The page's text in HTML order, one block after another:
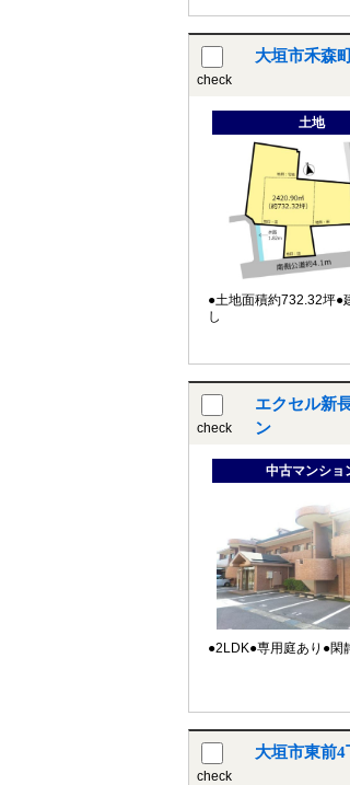
check
大垣市禾森
土地
●土地面積約732.32坪●
し
check
エクセル新
ン
中古マンショ
●2LDK●専用庭あり●閑
check
大垣市東前